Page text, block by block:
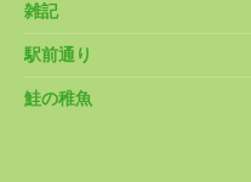
雑記
駅前通り
鮭の稚魚